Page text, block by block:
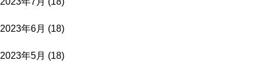
2023年6月 (18)
2023年5月 (18)